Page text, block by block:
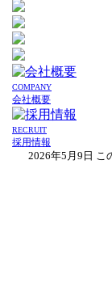
COMPANY
会社概要
RECRUIT
採用情報
2026年5月9日 こ